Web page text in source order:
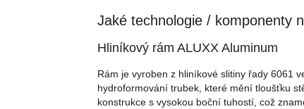
Jaké technologie / komponenty
Hliníkový rám ALUXX Aluminum
Rám je vyroben z hliníkové slitiny řady 6061
hydroformování trubek, které mění tloušťku
konstrukce s vysokou boční tuhostí, což